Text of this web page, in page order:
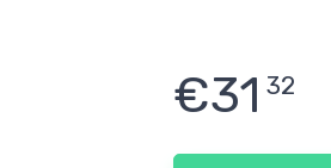
€31 32